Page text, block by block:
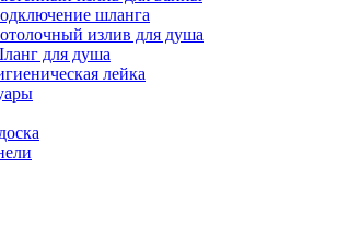
шланга
излив для душа
для душа
лейка